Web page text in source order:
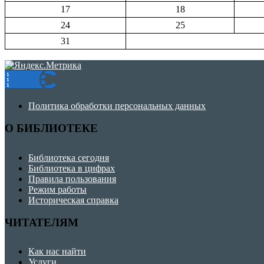
17
18
24
25
31
Политика обработки персональных данных
О БИБЛИОТЕКЕ
Библиотека сегодня
Библиотека в цифрах
Правила пользования
Режим работы
Историческая справка
ЧИТАТЕЛЯМ
Как нас найти